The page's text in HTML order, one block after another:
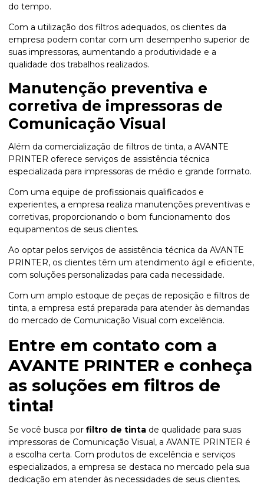
do tempo.
Com a utilização dos filtros adequados, os clientes da
empresa podem contar com um desempenho superior de
suas impressoras, aumentando a produtividade e a
qualidade dos trabalhos realizados.
Manutenção preventiva e
corretiva de impressoras de
Comunicação Visual
Além da comercialização de filtros de tinta, a AVANTE
PRINTER oferece serviços de assistência técnica
especializada para impressoras de médio e grande formato.
Com uma equipe de profissionais qualificados e
experientes, a empresa realiza manutenções preventivas e
corretivas, proporcionando o bom funcionamento dos
equipamentos de seus clientes.
Ao optar pelos serviços de assistência técnica da AVANTE
PRINTER, os clientes têm um atendimento ágil e eficiente,
com soluções personalizadas para cada necessidade.
Com um amplo estoque de peças de reposição e filtros de
tinta, a empresa está preparada para atender às demandas
do mercado de Comunicação Visual com excelência.
Entre em contato com a
AVANTE PRINTER e conheça
as soluções em filtros de
tinta!
Se você busca por filtro de tinta de qualidade para suas
impressoras de Comunicação Visual, a AVANTE PRINTER é
a escolha certa. Com produtos de excelência e serviços
especializados, a empresa se destaca no mercado pela sua
dedicação em atender às necessidades de seus clientes.